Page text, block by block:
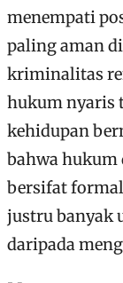
menempati
paling aman
kriminalitas
hukum nyaris
kehidupan
bahwa hukum
bersifat
justru banyak
daripada